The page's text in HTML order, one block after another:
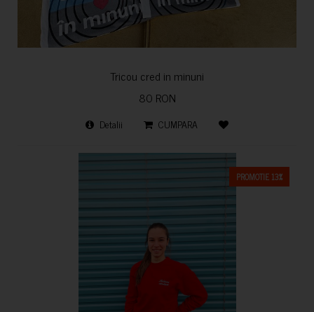
Tricou cred in minuni
80 RON
Detalii CUMPARA
PROMOTIE 13%